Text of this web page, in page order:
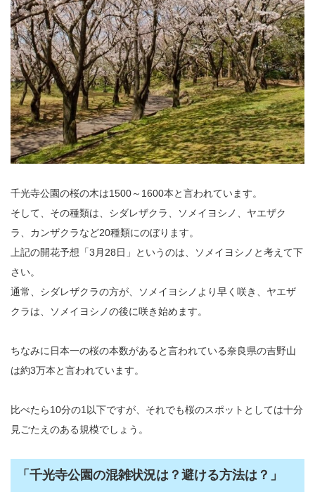
千光寺公園の桜の木は1500～1600本と言われています。
そして、その種類は、シダレザクラ、ソメイヨシノ、ヤエザク
ラ、カンザクラなど20種類にのぼります。
上記の開花予想「3月28日」というのは、ソメイヨシノと考えて下
さい。
通常、シダレザクラの方が、ソメイヨシノより早く咲き、ヤエザ
クラは、ソメイヨシノの後に咲き始めます。
ちなみに日本一の桜の本数があると言われている奈良県の吉野山
は約3万本と言われています。
比べたら10分の1以下ですが、それでも桜のスポットとしては十分
見ごたえのある規模でしょう。
「千光寺公園の混雑状況は？避ける方法は？」